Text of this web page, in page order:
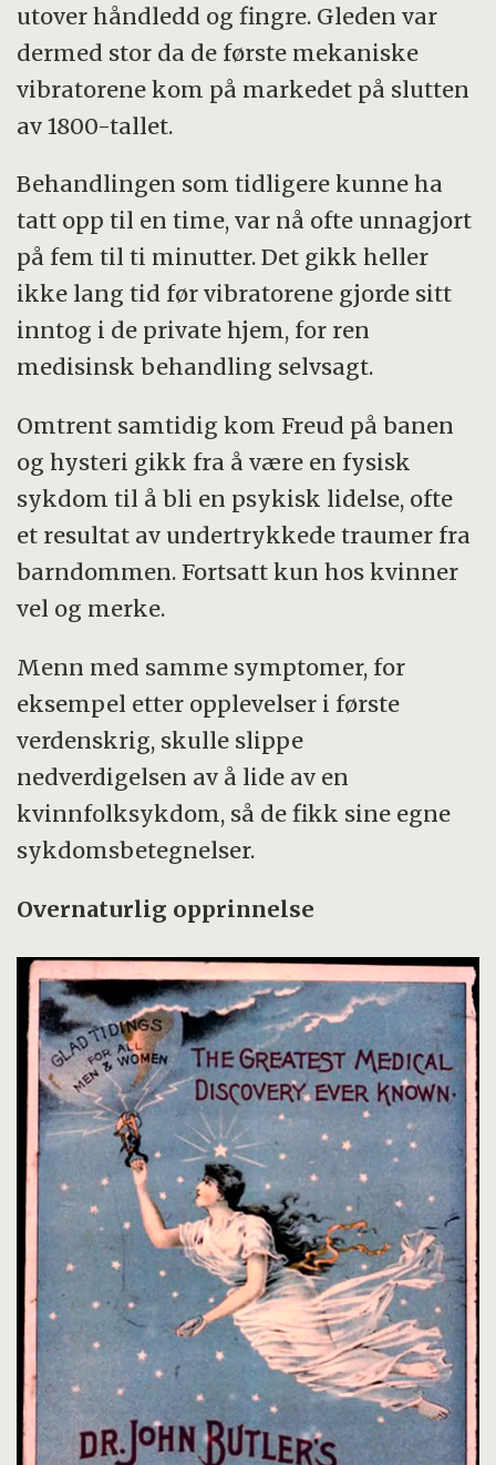
utover håndledd og fingre. Gleden var
dermed stor da de første mekaniske
vibratorene kom på markedet på slutten
av 1800-tallet.
Behandlingen som tidligere kunne ha
tatt opp til en time, var nå ofte unnagjort
på fem til ti minutter. Det gikk heller
ikke lang tid før vibratorene gjorde sitt
inntog i de private hjem, for ren
medisinsk behandling selvsagt.
Omtrent samtidig kom Freud på banen
og hysteri gikk fra å være en fysisk
sykdom til å bli en psykisk lidelse, ofte
et resultat av undertrykkede traumer fra
barndommen. Fortsatt kun hos kvinner
vel og merke.
Menn med samme symptomer, for
eksempel etter opplevelser i første
verdenskrig, skulle slippe
nedverdigelsen av å lide av en
kvinnfolksykdom, så de fikk sine egne
sykdomsbetegnelser.
Overnaturlig opprinnelse